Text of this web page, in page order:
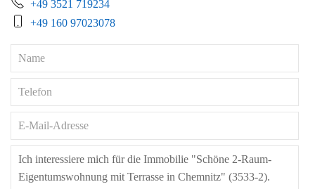
+49 3521 719234
+49 160 97023078